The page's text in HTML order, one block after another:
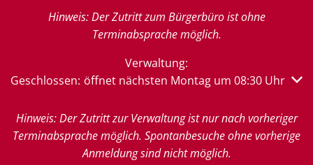
Hinweis: Der Zutritt zum Bürgerbüro ist ohne
Terminabsprache möglich.
Verwaltung:
Klicken, um weitere Öffnungs- oder Schließzeiten
Geschlossen: öffnet nächsten Montag um 08:30 Uhr
Hinweis: Der Zutritt zur Verwaltung ist nur nach vorheriger
Terminabsprache möglich. Spontanbesuche ohne vorherige
Anmeldung sind nicht möglich.